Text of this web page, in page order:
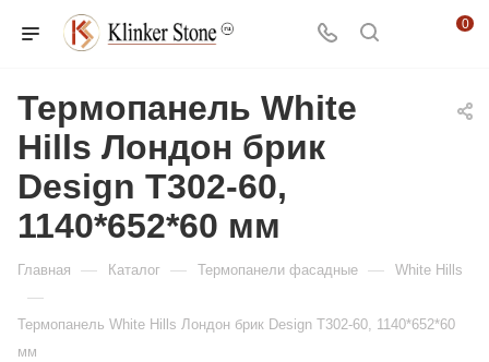
0
Термопанель White
Hills Лондон брик
Design T302-60,
1140*652*60 мм
Главная — Каталог — Термопанели фасадные — White Hills
—
Термопанель White Hills Лондон брик Design T302-60, 1140*652*60
мм